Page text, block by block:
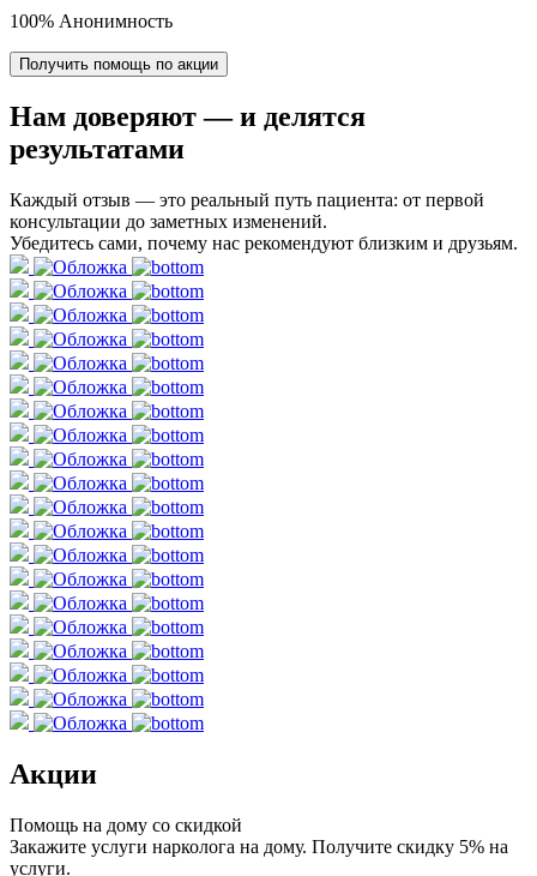
100% Анонимность
Получить помощь по акции
Нам доверяют— и делятся
результатами
Каждый отзыв — это реальный путь пациента: от первой
консультации до заметных изменений.
Убедитесь сами, почему нас рекомендуют близким и друзьям.
Акции
Помощь на дому со скидкой
Закажите услуги нарколога на дому. Получите скидку 5% на
услуги.